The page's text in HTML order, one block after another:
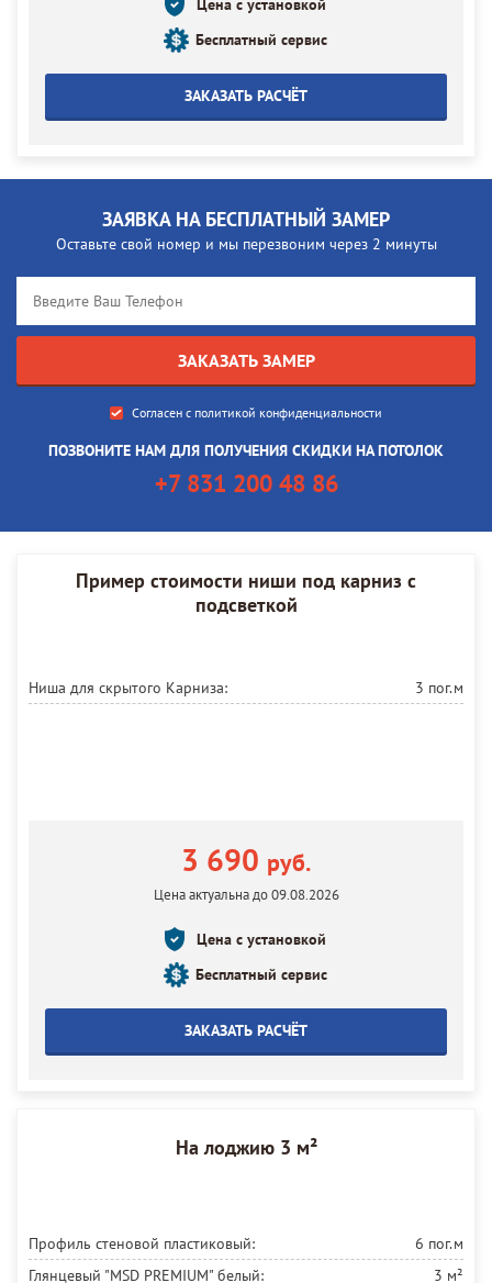
Цена с установкой
Бесплатный сервис
ЗАКАЗАТЬ РАСЧЁТ
ЗАЯВКА НА БЕСПЛАТНЫЙ ЗАМЕР
Оставьте свой номер и мы перезвоним через 2 минуты
Согласен с политикой конфиденциальности
ПОЗВОНИТЕ НАМ ДЛЯ ПОЛУЧЕНИЯ СКИДКИ НА ПОТОЛОК
+7 831 200 48 86
Пример стоимости ниши под карниз с
подсветкой
Ниша для скрытого Карниза: 3 пог.м
3 690 руб.
Цена актуальна до 09.08.2026
Цена с установкой
Бесплатный сервис
ЗАКАЗАТЬ РАСЧЁТ
На лоджию 3 м²
Профиль стеновой пластиковый:
6 пог.м
Глянцевый "MSD PREMIUM" белый:
3 м²